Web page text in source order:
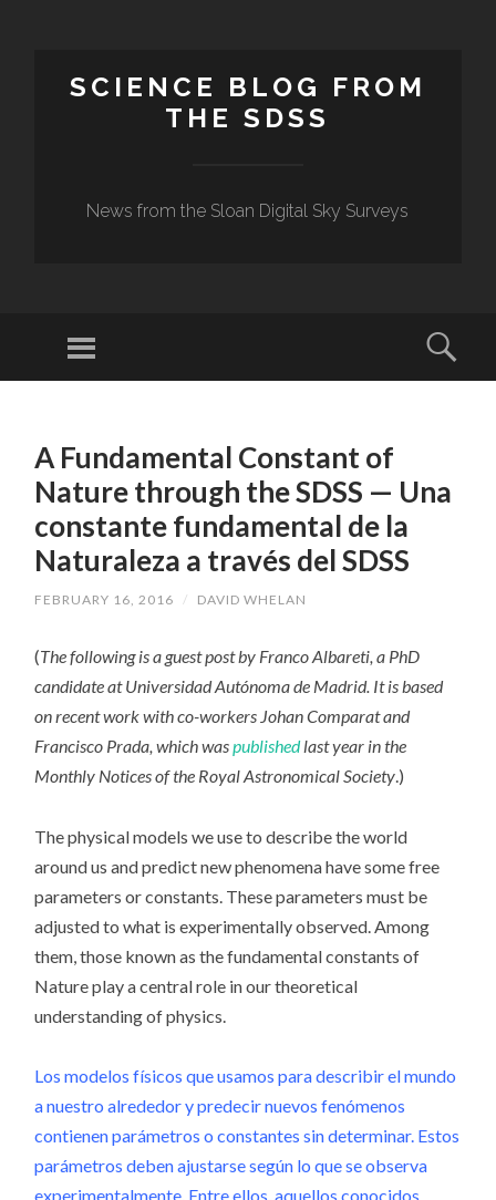
SCIENCE BLOG FROM
THE SDSS
News from the Sloan Digital Sky Surveys
Menu
CONTENTA Fundamental Constant of
Nature through the SDSS — Una
constante fundamental de la
Naturaleza a través del SDSS
FEBRUARY 16, 2016 / DAVID WHELAN
(The following is a guest post by Franco Albareti, a PhD
candidate at Universidad Autónoma de Madrid. It is based
on recent work with co-workers Johan Comparat and
Francisco Prada, which waspublishedlast year in the
Monthly Notices of the Royal Astronomical Society.)
The physical models we use to describe the world
around us and predict new phenomena have some free
parameters or constants. These parameters must be
adjusted to what is experimentally observed. Among
them, those known as the fundamental constants of
Nature play a central role in our theoretical
understanding of physics.
Los modelos físicos que usamos para describir el mundo
a nuestro alrededor y predecir nuevos fenómenos
contienen parámetros o constantes sin determinar. Estos
parámetros deben ajustarse según lo que se observa
experimentalmente. Entre ellos, aquellos conocidos